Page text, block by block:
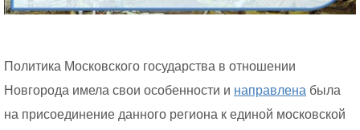
Политика Московского государства в отношении
Новгорода имела свои особенности и направлена была
на присоединение данного региона к единой московской